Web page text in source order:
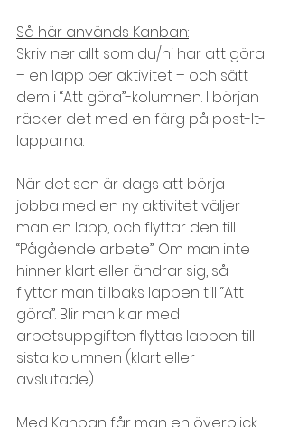
Så här används Kanban:
Skriv ner allt som du/ni har att göra
– en lapp per aktivitet – och sätt
dem i “Att göra”-kolumnen. I början
räcker det med en färg på post-It-
lapparna.
När det sen är dags att börja
jobba med en ny aktivitet väljer
man en lapp, och flyttar den till
“Pågående arbete”. Om man inte
hinner klart eller ändrar sig, så
flyttar man tillbaks lappen till “Att
göra”. Blir man klar med
arbetsuppgiften flyttas lappen till
sista kolumnen (klart eller
avslutade).
Med Kanban får man en överblick